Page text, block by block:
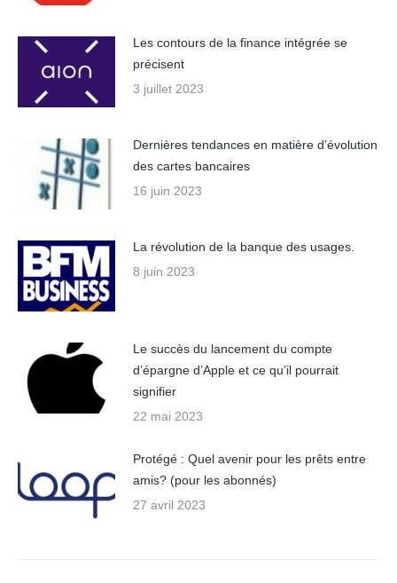
Les contours de la finance intégrée se
précisent
3 juillet 2023
Dernières tendances en matière d’évolution
des cartes bancaires
16 juin 2023
La révolution de la banque des usages.
8 juin 2023
Le succès du lancement du compte
d’épargne d’Apple et ce qu’il pourrait
signifier
22 mai 2023
Protégé : Quel avenir pour les prêts entre
amis? (pour les abonnés)
27 avril 2023